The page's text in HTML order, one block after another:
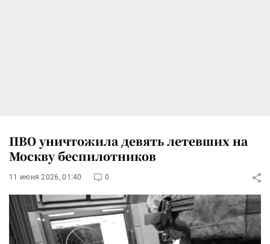
ПВО уничтожила девять летевших на
Москву беспилотников
11 июня 2026, 01:40 0